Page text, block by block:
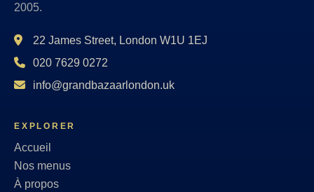
2005.
22 James Street, London W1U 1EJ
020 7629 0272
info@grandbazaarlondon.uk
EXPLORER
Accueil
Nos menus
À propos